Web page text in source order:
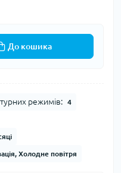
До кошика
режимів: 4
Холодне повітря